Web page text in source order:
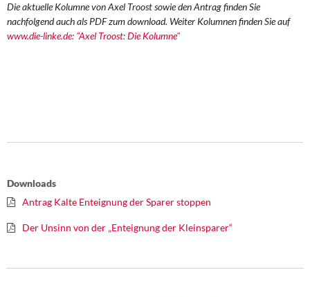
Die aktuelle Kolumne von Axel Troost sowie den Antrag finden Sie
nachfolgend auch als PDF zum download. Weiter Kolumnen finden Sie auf
www.die-linke.de: "Axel Troost: Die Kolumne"
Downloads
Antrag Kalte Enteignung der Sparer stoppen
Der Unsinn von der „Enteignung der Kleinsparer“